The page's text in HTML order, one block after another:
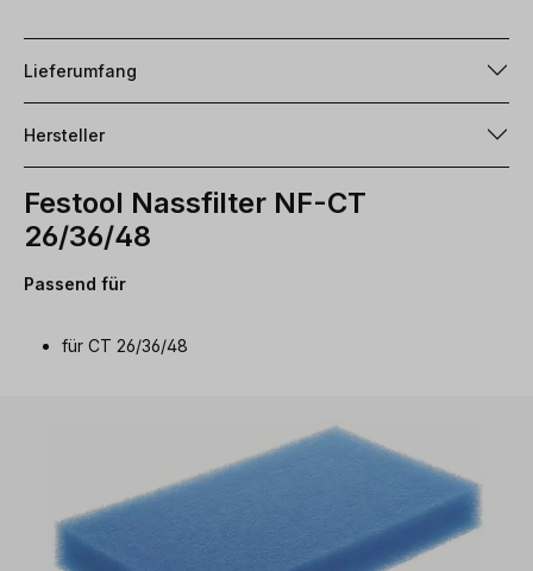
Lieferumfang
Hersteller
Festool Nassfilter NF-CT
26/36/48
Passend für
für CT 26/36/48